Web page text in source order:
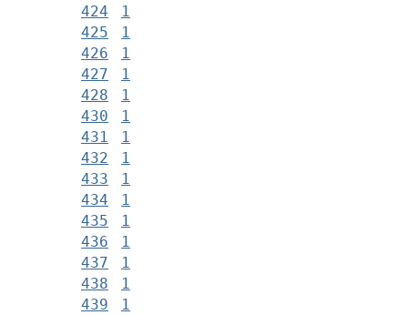
424
1
425
1
426
1
427
1
428
1
430
1
431
1
432
1
433
1
434
1
435
1
436
1
437
1
438
1
439
1